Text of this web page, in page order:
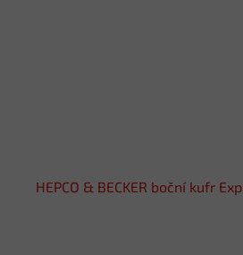
HEPCO & BECKER boční kufr